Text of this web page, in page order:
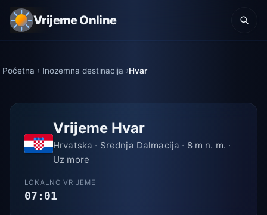
Vrijeme Online
Početna Inozemna destinacija Hvar
Vrijeme Hvar
Hrvatska · Srednja Dalmacija · 8 m n. m. ·
Uz more
LOKALNO VRIJEME
07:01